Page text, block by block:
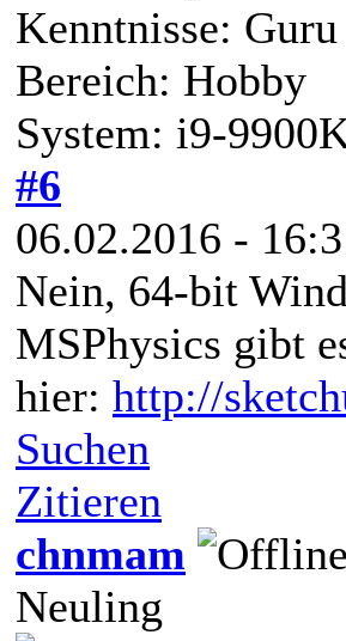
Kenntnisse: Guru
Bereich: Hobby
System: i9-
#6
06.02.2016 -
Nein, 64-bit
MSPhysics gibt
hier: http://
Suchen
Zitieren
chnmam
Neuling